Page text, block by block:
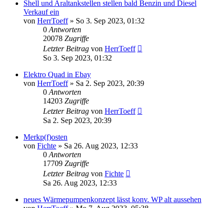
Shell und Araltankstellen stellen bald Benzin und Diesel
Verkauf ein
von HerrToeff» So 3. Sep 2023, 01:32
0Antworten
20078 Zugriffe
Letzter Beitrag von HerrToeff
So 3. Sep 2023, 01:32
Elektro Quad in Ebay
von HerrToeff» Sa 2. Sep 2023, 20:39
0Antworten
14203 Zugriffe
Letzter Beitrag von HerrToeff
Sa 2. Sep 2023, 20:39
Merkp(f)osten
von Fichte » Sa 26. Aug 2023, 12:33
0Antworten
17709 Zugriffe
Letzter Beitrag von Fichte
Sa 26. Aug 2023, 12:33
neues Wärmepumpenkonzept lässt konv. WP alt aussehen